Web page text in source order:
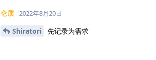
仑质 2022年8月20日
Shiratori 先记录为需求